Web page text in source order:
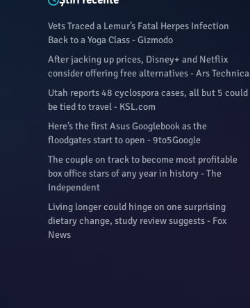
Vets Traced a Lemur’s Fatal Herpes Infection
Back to a Yoga Class - Gizmodo
After jacking up prices, Disney+ and Netflix
consider offering free alternatives - Ars Technica
Utah reports 48 cyclospora cases, all but 5 could
be tied to travel - KSL.com
Here’s the first Asus Googlebook as the
floodgates start to open - 9to5Google
The couple on track to become most profitable
box office stars of any year in history - The
Independent
Living longer could hinge on one surprising
dietary change, study review suggests - Fox
News